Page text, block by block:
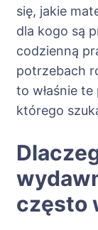
się, jakie
dla kogo są
codzienną
potrzebach
to właśnie
którego
często